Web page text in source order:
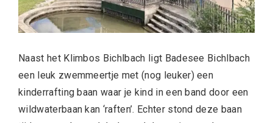
Naast het Klimbos Bichlbach ligt Badesee Bichlbach
een leuk zwemmeertje met (nog leuker) een
kinderrafting baan waar je kind in een band door een
wildwaterbaan kan ‘raften’. Echter stond deze baan